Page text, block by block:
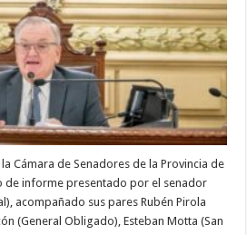
Cámara de Senadores de la Provincia de
de informe presentado por el senador
acompañado sus pares Rubén Pirola
(General Obligado), Esteban Motta (San